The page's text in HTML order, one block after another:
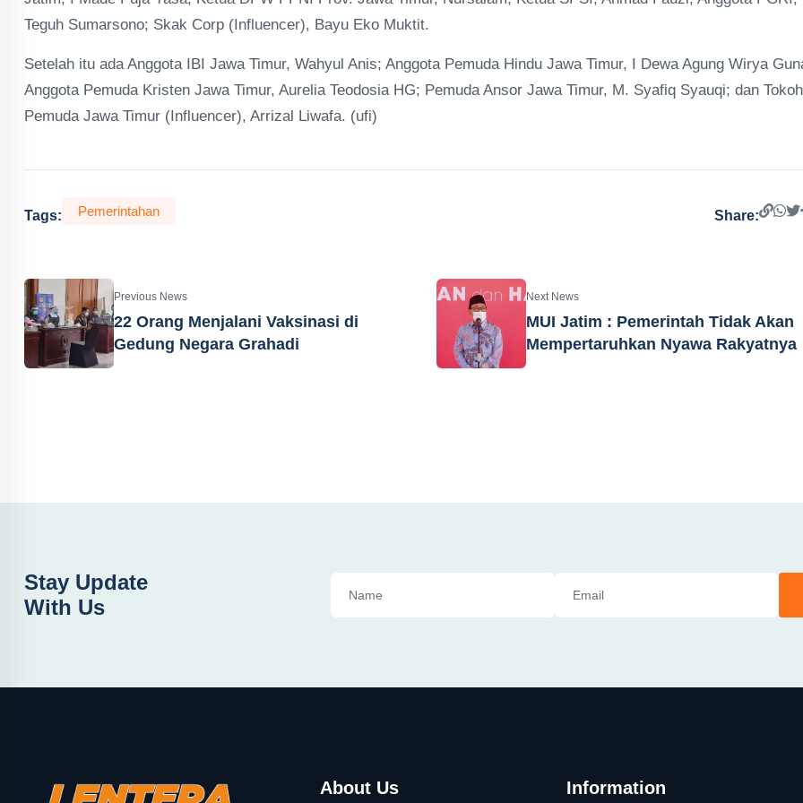
Teguh Sumarsono; Skak Corp (Influencer), Bayu Eko Muktit.
Setelah itu ada Anggota IBI Jawa Timur, Wahyul Anis; Anggota Pemuda Hindu Jawa Timur, I Dewa Agung Wirya
Anggota Pemuda Kristen Jawa Timur, Aurelia Teodosia HG; Pemuda Ansor Jawa Timur, M. Syafiq Syauqi; dan Tokoh
Pemuda Jawa Timur (Influencer), Arrizal Liwafa. (ufi)
Tags: Pemerintahan Share:
Previous News
22 Orang Menjalani Vaksinasi di
Gedung Negara Grahadi
Next News
MUI Jatim : Pemerintah Tidak Akan
Mempertaruhkan Nyawa Rakyatnya
Stay Update
With Us
About Us Information